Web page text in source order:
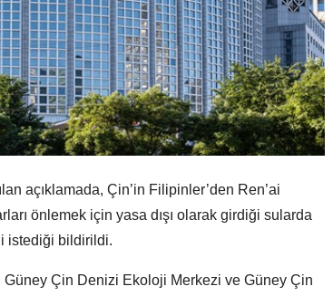
açıklamada, Çin’in Filipinler’den Ren’ai
önlemek için yasa dışı olarak girdiği sularda
istediği bildirildi.
Güney Çin Denizi Ekoloji Merkezi ve Güney Çin